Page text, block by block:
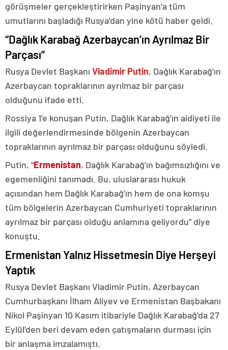
görüşmeler gerçekleştirirken Paşinyan’a tüm
umutlarını başladığı Rusya’dan yine kötü haber geldi.
“Dağlık Karabağ Azerbaycan’ın Ayrılmaz Bir
Parçası”
Rusya Devlet Başkanı Vladimir Putin, Dağlık Karabağ’ın
Azerbaycan topraklarının ayrılmaz bir parçası
olduğunu ifade etti.
Rossiya 1’e konuşan Putin, Dağlık Karabağ’ın aidiyeti ile
ilgili değerlendirmesinde bölgenin Azerbaycan
topraklarının ayrılmaz bir parçası olduğunu söyledi.
Putin, “Ermenistan, Dağlık Karabağ’ın bağımsızlığını ve
egemenliğini tanımadı. Bu, uluslararası hukuk
açısından hem Dağlık Karabağ’ın hem de ona komşu
tüm bölgelerin Azerbaycan Cumhuriyeti topraklarının
ayrılmaz bir parçası olduğu anlamına geliyordu” diye
konuştu.
Ermenistan Yalnız Hissetmesin Diye Herşeyi
Yaptık
Rusya Devlet Başkanı Vladimir Putin, Azerbaycan
Cumhurbaşkanı İlham Aliyev ve Ermenistan Başbakanı
Nikol Paşinyan 10 Kasım itibariyle Dağlık Karabağ’da 27
Eylül’den beri devam eden çatışmaların durması için
bir anlaşma imzalamıştı.